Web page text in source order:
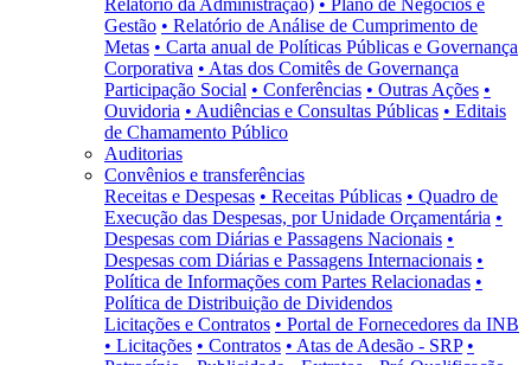
Relatório da Administração) • Plano de Negócios e
Gestão • Relatório de Análise de Cumprimento de
Metas • Carta anual de Políticas Públicas e Governança
Corporativa • Atas dos Comitês de Governança
Participação Social • Conferências • Outras Ações •
Ouvidoria • Audiências e Consultas Públicas • Editais
de Chamamento Público
Auditorias
Convênios e transferências
Receitas e Despesas • Receitas Públicas • Quadro de
Execução das Despesas, por Unidade Orçamentária •
Despesas com Diárias e Passagens Nacionais •
Despesas com Diárias e Passagens Internacionais •
Política de Informações com Partes Relacionadas •
Política de Distribuição de Dividendos
Licitações e Contratos • Portal de Fornecedores da INB
• Licitações • Contratos • Atas de Adesão - SRP •